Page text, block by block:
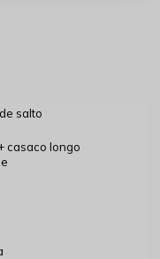
salto
casaco longo